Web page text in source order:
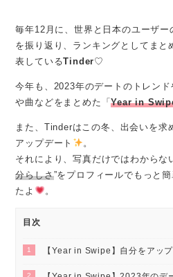
毎年12月に、世界と日本のユーザ
を振り返り、ランキングとしてまと
表しているTinder♡
今年も、2023年のデートのトレン
や曲などをまとめた「Year in
また、Tinderはこの冬、出会いを求
アップデート
。
それにより、写真だけではわからな
分らしさ”をプロフィールでもっと
たよ
。
目次
1 【Year in Swipe】自分をアッ
2